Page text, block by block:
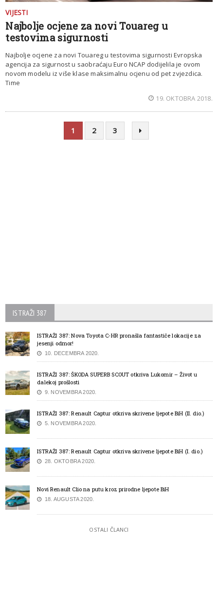
VIJESTI
Najbolje ocjene za novi Touareg u
testovima sigurnosti
Najbolje ocjene za novi Touareg u testovima sigurnosti Evropska
agencija za sigurnost u saobraćaju Euro NCAP dodijelila je ovom
novom modelu iz više klase maksimalnu ocjenu od pet zvjezdica.
Time
19. OKTOBRA 2018.
1 2 3
ISTRAŽI 387
ISTRAŽI 387: Nova Toyota C-HR pronašla fantastiče lokacije za
jesenji odmor!
10. DECEMBRA 2020.
ISTRAŽI 387: ŠKODA SUPERB SCOUT otkriva Lukomir – Život u
dalekoj prošlosti
9. NOVEMBRA 2020.
ISTRAŽI 387: Renault Captur otkriva skrivene ljepote BiH (II. dio.)
5. NOVEMBRA 2020.
ISTRAŽI 387: Renault Captur otkriva skrivene ljepote BiH (I. dio.)
28. OKTOBRA 2020.
Novi Renault Clio na putu kroz prirodne ljepote BiH
18. AUGUSTA 2020.
OSTALI ČLANCI